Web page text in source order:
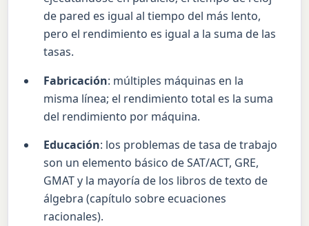
de pared es igual al tiempo del más lento,
pero el rendimiento es igual a la suma de las
tasas.
Fabricación: múltiples máquinas en la
misma línea; el rendimiento total es la suma
del rendimiento por máquina.
Educación: los problemas de tasa de trabajo
son un elemento básico de SAT/ACT, GRE,
GMAT y la mayoría de los libros de texto de
álgebra (capítulo sobre ecuaciones
racionales).